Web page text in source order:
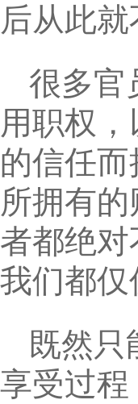
后从此
很多官
用职权
的信任
所拥有
者都绝
我们都
既然只
享受过